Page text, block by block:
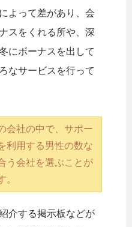
よって差があり、会
スをくれる所や、深
にボーナスを出して
なサービスを行って
会社の中で、サポー
利用する男性の数な
う会社を選ぶことが
。
介する掲示板などが